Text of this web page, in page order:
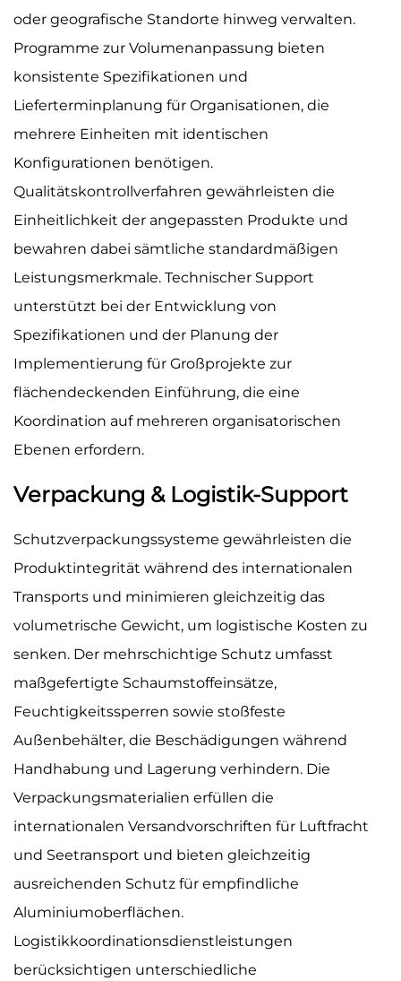
oder geografische Standorte hinweg verwalten.
Programme zur Volumenanpassung bieten
konsistente Spezifikationen und
Lieferterminplanung für Organisationen, die
mehrere Einheiten mit identischen
Konfigurationen benötigen.
Qualitätskontrollverfahren gewährleisten die
Einheitlichkeit der angepassten Produkte und
bewahren dabei sämtliche standardmäßigen
Leistungsmerkmale. Technischer Support
unterstützt bei der Entwicklung von
Spezifikationen und der Planung der
Implementierung für Großprojekte zur
flächendeckenden Einführung, die eine
Koordination auf mehreren organisatorischen
Ebenen erfordern.
Verpackung & Logistik-Support
Schutzverpackungssysteme gewährleisten die
Produktintegrität während des internationalen
Transports und minimieren gleichzeitig das
volumetrische Gewicht, um logistische Kosten zu
senken. Der mehrschichtige Schutz umfasst
maßgefertigte Schaumstoffeinsätze,
Feuchtigkeitssperren sowie stoßfeste
Außenbehälter, die Beschädigungen während
Handhabung und Lagerung verhindern. Die
Verpackungsmaterialien erfüllen die
internationalen Versandvorschriften für Luftfracht
und Seetransport und bieten gleichzeitig
ausreichenden Schutz für empfindliche
Aluminiumoberflächen.
Logistikkoordinationsdienstleistungen
berücksichtigen unterschiedliche